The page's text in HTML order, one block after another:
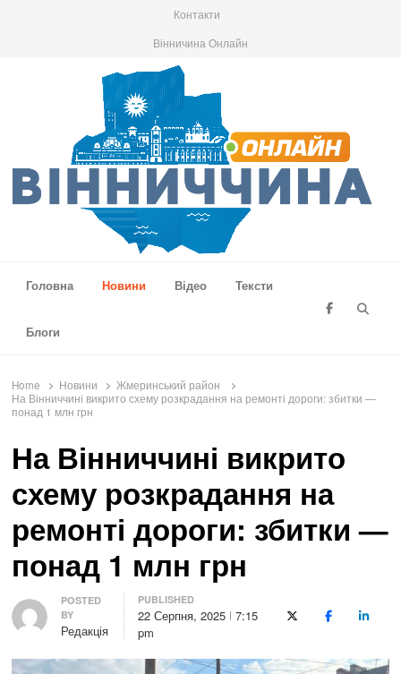
Контакти
Вінничина Онлайн
Головна
Новини Відео Тексти
Блоги
Home Новини
Жмеринський район
На Вінниччині викрито схему розкрадання на ремонті дороги: збитки —
понад 1 млн грн
На Вінниччині викрито
схему розкрадання на
ремонті дороги: збитки —
понад 1 млн грн
Author
POSTED
BY
Редакція
PUBLISHED
22 Серпня, 2025 7:15
pm
X (Twitter)Facebook